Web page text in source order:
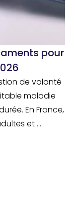
pour
de volonté
maladie
En France,
et ...